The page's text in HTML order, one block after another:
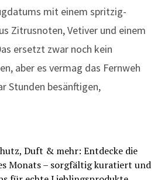
mit einem spritzig-
Zitrusnoten, Vetiver und einem
ersetzt zwar noch kein
aber es vermag das Fernweh
Stunden besänftigen,